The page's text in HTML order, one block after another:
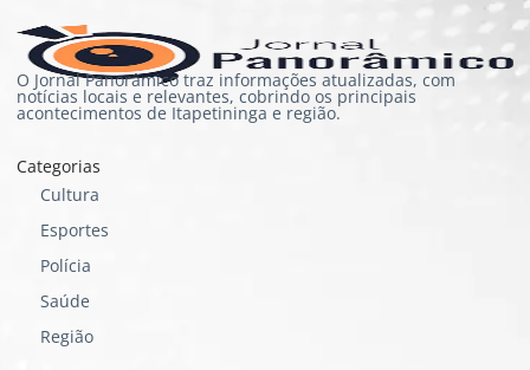
O Jornal Panorâmico traz informações atualizadas, com
notícias locais e relevantes, cobrindo os principais
acontecimentos de Itapetininga e região.
Categorias
Cultura
Esportes
Polícia
Saúde
Região